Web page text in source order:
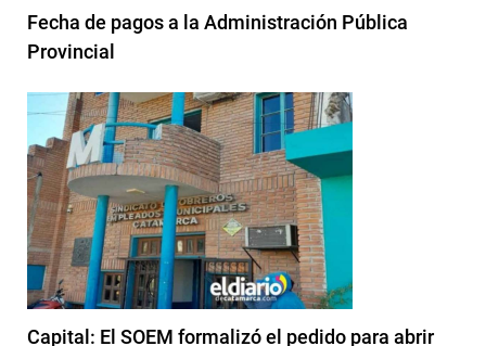
Fecha de pagos a la Administración Pública
Provincial
Capital: El SOEM formalizó el pedido para abrir